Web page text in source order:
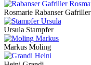
Rosmarie Rabanser Gafriller
Ursula Stampfer
Markus Moling